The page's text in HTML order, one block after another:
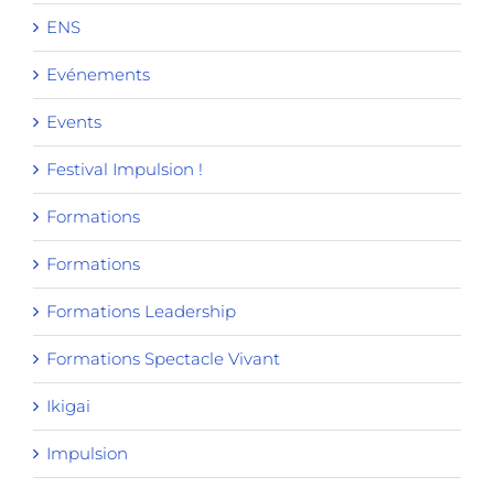
ENS
Evénements
Events
Festival Impulsion !
Formations
Formations
Formations Leadership
Formations Spectacle Vivant
Ikigai
Impulsion